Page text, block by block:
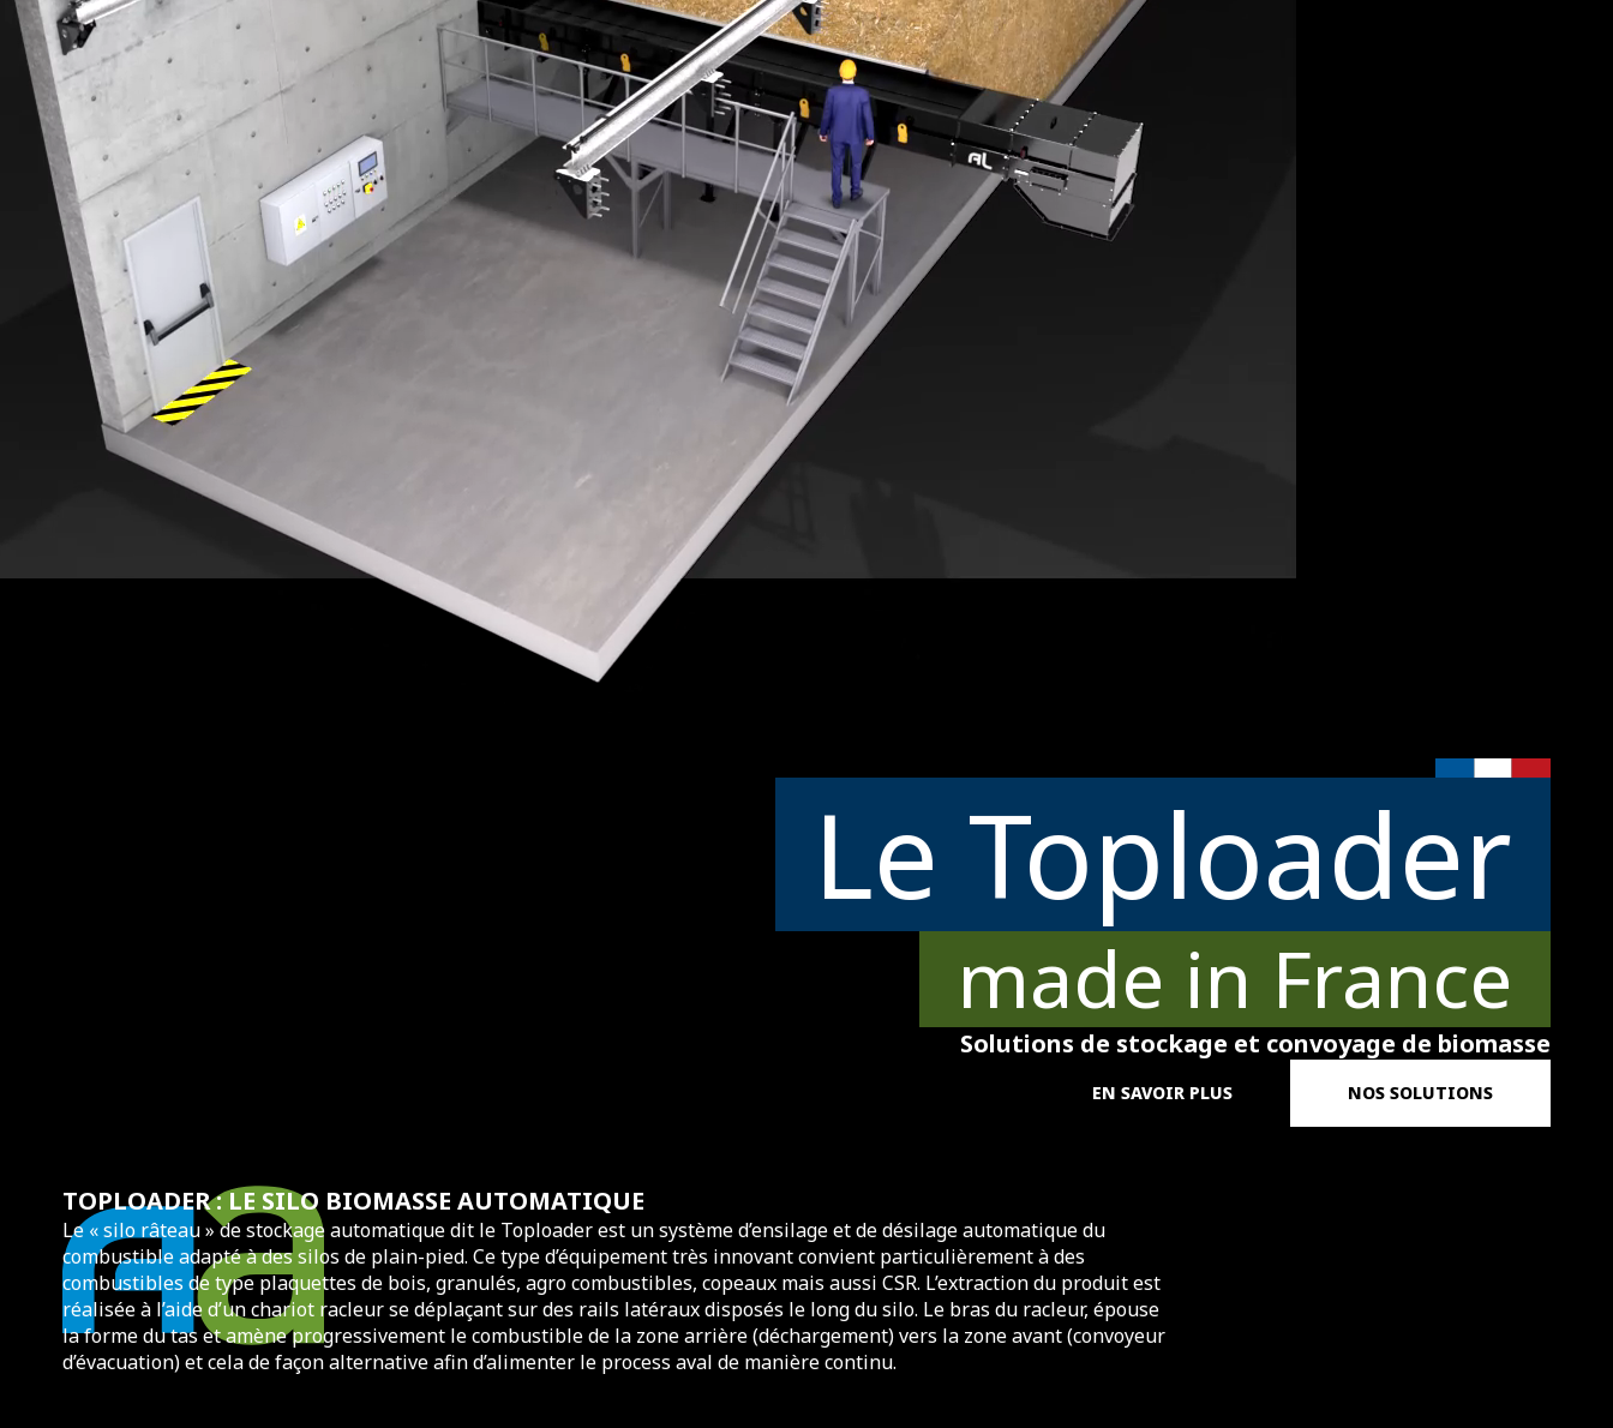
Le Toploader
made in France
Solutions de stockage et convoyage de biomasse
EN SAVOIR PLUS NOS SOLUTIONS
TOPLOADER : LE SILO BIOMASSE AUTOMATIQUE
Le « silo râteau » de stockage automatique dit le Toploader est un système d’ensilage et de désilage automatique du
combustible adapté à des silos de plain-pied. Ce type d’équipement très innovant convient particulièrement à des
combustibles de type plaquettes de bois, granulés, agro combustibles, copeaux mais aussi CSR. L’extraction du produit est
réalisée à l’aide d’un chariot racleur se déplaçant sur des rails latéraux disposés le long du silo. Le bras du racleur, épouse
la forme du tas et amène progressivement le combustible de la zone arrière (déchargement) vers la zone avant (convoyeur
d’évacuation) et cela de façon alternative afin d’alimenter le process aval de manière continu.